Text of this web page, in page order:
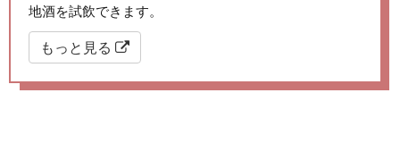
地酒を試飲できます。
もっと見る